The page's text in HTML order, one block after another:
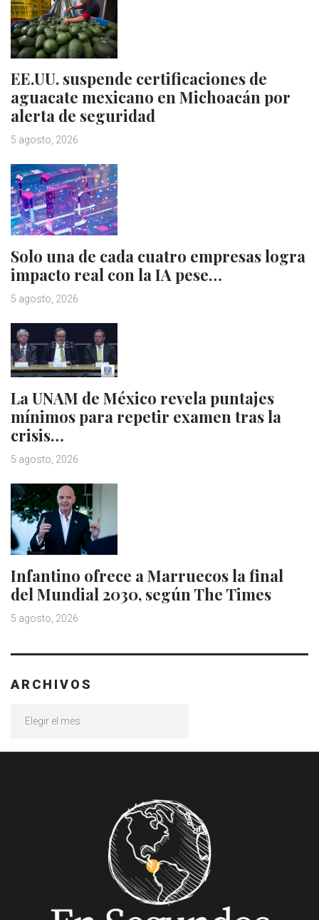
EE.UU. suspende certificaciones de
aguacate mexicano en Michoacán por
alerta de seguridad
5 agosto, 2026
Solo una de cada cuatro empresas logra
impacto real con la IA pese…
5 agosto, 2026
La UNAM de México revela puntajes
mínimos para repetir examen tras la
crisis…
5 agosto, 2026
Infantino ofrece a Marruecos la final
del Mundial 2030, según The Times
5 agosto, 2026
ARCHIVOS